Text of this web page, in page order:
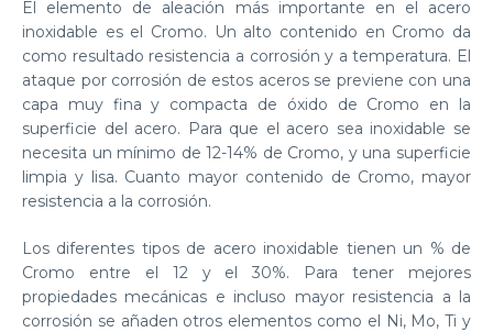
El elemento de aleación más importante en el acero
inoxidable es el Cromo. Un alto contenido en Cromo da
como resultado resistencia a corrosión y a temperatura. El
ataque por corrosión de estos aceros se previene con una
capa muy fina y compacta de óxido de Cromo en la
superficie del acero. Para que el acero sea inoxidable se
necesita un mínimo de 12-14% de Cromo, y una superficie
limpia y lisa. Cuanto mayor contenido de Cromo, mayor
resistencia a la corrosión.
Los diferentes tipos de acero inoxidable tienen un % de
Cromo entre el 12 y el 30%. Para tener mejores
propiedades mecánicas e incluso mayor resistencia a la
corrosión se añaden otros elementos como el Ni, Mo, Ti y